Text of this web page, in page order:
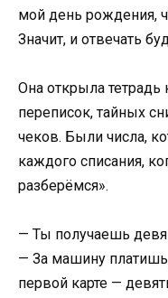
мой день рождения,
Значит, и отвечать
Она открыла
переписок, тайных
чеков. Были числа,
каждого списания,
разберёмся».
— Ты получаешь
— За машину
первой карте —